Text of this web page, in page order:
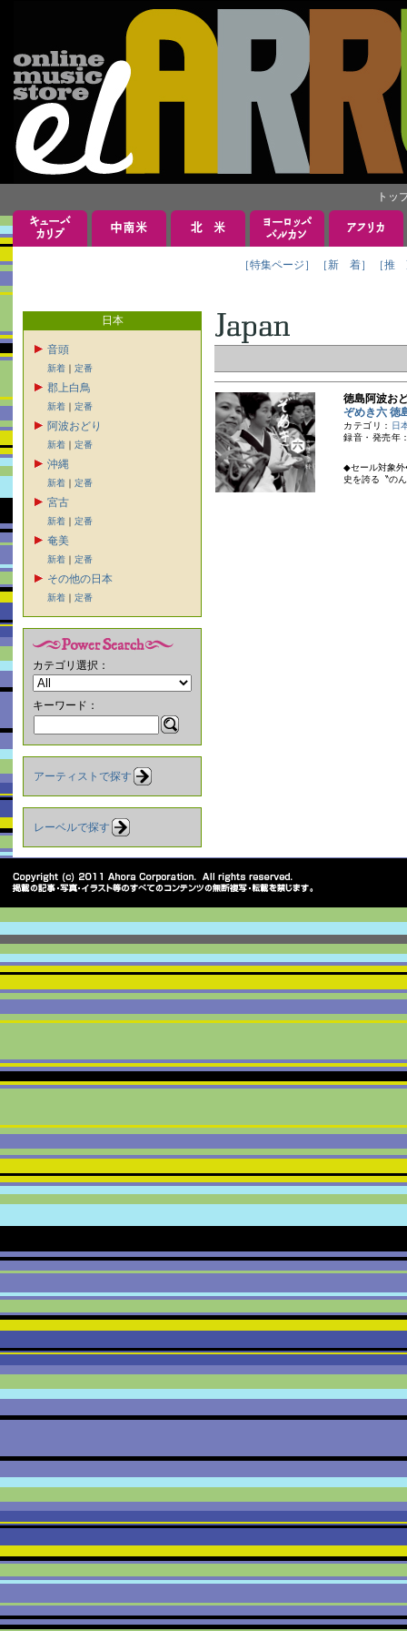
トッ
［特集ページ］ ［新 着］ ［推
日本
音頭
新着 ｜ 定番
郡上白鳥
新着 ｜ 定番
阿波おどり
新着 ｜ 定番
沖縄
新着 ｜ 定番
宮古
新着 ｜ 定番
奄美
新着 ｜ 定番
その他の日本
新着 ｜ 定番
カテゴリ選択：
キーワード：
アーティストで探す
レーベルで探す
徳島阿波お
ぞめき六 徳
カテゴリ： 日
録音・発売年
◆セール対象外
史を誇る〝の